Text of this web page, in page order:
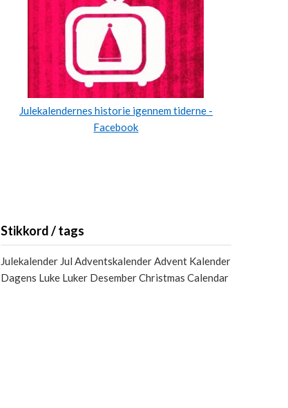
Julekalendernes historie igennem tiderne -
Facebook
Stikkord / tags
Julekalender Jul Adventskalender Advent Kalender
Dagens Luke Luker Desember Christmas Calendar